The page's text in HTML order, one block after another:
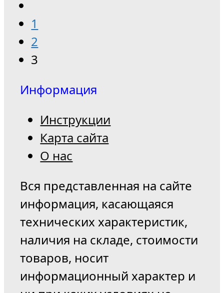
1
2
3
Информация
Инструкции
Карта сайта
О нас
Вся представленная на сайте
информация, касающаяся
технических характеристик,
наличия на складе, стоимости
товаров, носит
информационный характер и